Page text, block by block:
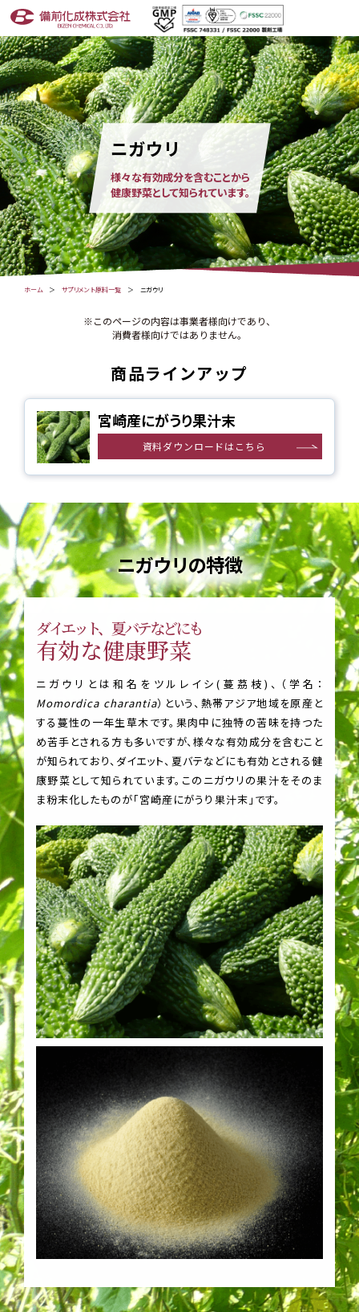
ニガウリ
様々な有効成分を含むことから
健康野菜として知られています。
ホーム サプリメント原料一覧 ニガウリ
※このページの内容は事業者様向けであり、
消費者様向けではありません。
商品ラインアップ
宮崎産にがうり果汁末
資料ダウンロードはこちら
ニガウリの特徴
ダイエット、夏バテなどにも
有効な健康野菜
ニガウリとは和名をツルレイシ(蔓茘枝)、（学名：
Momordica charantia）という、熱帯アジア地域を原産と
する蔓性の一年生草木です。果肉中に独特の苦味を持つた
め苦手とされる方も多いですが、様々な有効成分を含むこと
が知られており、ダイエット、夏バテなどにも有効とされる健
康野菜として知られています。このニガウリの果汁をそのま
ま粉末化したものが「宮崎産にがうり果汁末」です。